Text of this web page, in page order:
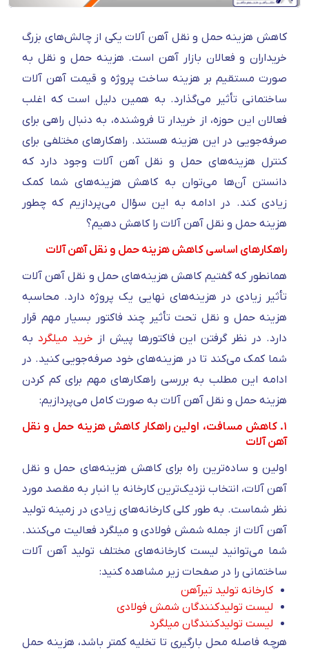
کاهش هزینه حمل و نقل آهن آلات یکی از چالش‌های بزرگ
خریداران و فعالان بازار آهن است. هزینه حمل و نقل به
صورت مستقیم بر هزینه ساخت پروژه و قیمت آهن آلات
ساختمانی تأثیر می‌گذارد. به همین دلیل است که اغلب
فعالان این حوزه، از خریدار تا فروشنده، به دنبال راهی برای
صرفه‌جویی در این هزینه هستند. راهکار‌های مختلفی برای
کنترل هزینه‌های حمل و نقل آهن آلات وجود دارد که
دانستن آن‌ها می‌توان به کاهش هزینه‌های شما کمک
زیادی کند. در ادامه به این سؤال می‌پردازیم که چطور
هزینه حمل و نقل آهن آلات را کاهش دهیم؟
راهکار‌های اساسی کاهش هزینه حمل و نقل آهن آلات
همانطور که گفتیم کاهش هزینه‌های حمل و نقل آهن آلات
تأثیر زیادی در هزینه‌های نهایی یک پروژه دارد. محاسبه
هزینه حمل و نقل تحت تأثیر چند فاکتور بسیار مهم قرار
دارد. در نظر گرفتن این فاکتور‌ها پیش از خرید میلگرد به
شما کمک می‌کند تا در هزینه‌های خود صرفه‌جویی کنید. در
ادامه این مطلب به بررسی راهکار‌های مهم برای کم کردن
هزینه حمل و نقل آهن آلات به صورت کامل می‌پردازیم:
۱. کاهش مسافت، اولین راهکار کاهش هزینه حمل و نقل
آهن آلات
اولین و ساده‌ترین راه برای کاهش هزینه‌های حمل و نقل
آهن آلات، انتخاب نزدیک‌ترین کارخانه یا انبار به مقصد مورد
نظر شماست. به طور کلی کارخانه‌های زیادی در زمینه تولید
آهن آلات از جمله شمش فولادی و میلگرد فعالیت می‌کنند.
شما می‌توانید لیست کارخانه‌های مختلف تولید آهن آلات
ساختمانی را در صفحات زیر مشاهده کنید:
کارخانه تولید تیرآهن
لیست تولیدکنندگان شمش فولادی
لیست تولیدکنندگان میلگرد
هرچه فاصله محل بارگیری تا تخلیه کمتر باشد، هزینه حمل